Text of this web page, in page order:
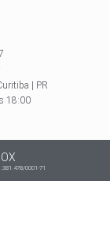
| PR
18:00
0001-71